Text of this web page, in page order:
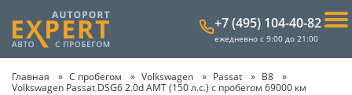
+7 (495) 104-40-82
ежедневно с 9:00 до 21:00
Главная С пробегом Volkswagen Passat
B8
Volkswagen Passat DSG6 2.0d AMT (150 л.с.) с пробегом 69000 км